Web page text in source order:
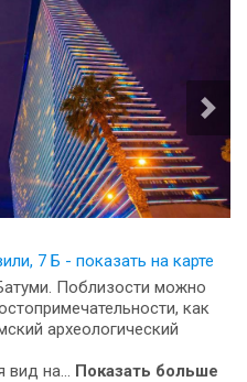
7 Б - показать на карте
Поблизости можно
как
археологический
на... Показать больше